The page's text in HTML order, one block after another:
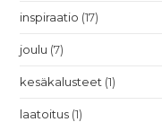
inspiraatio (17)
joulu (7)
kesäkalusteet (1)
laatoitus (1)